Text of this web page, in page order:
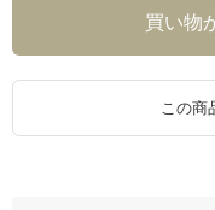
この商